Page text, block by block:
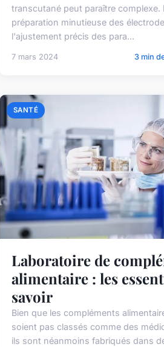
transcutané peut paraître complexe.
préparation minutieuse des
l'ajustement précis des para...
7 mars 2024 3 min
SANTÉ
Laboratoire de
alimentaire : les
savoir
Bien que les compléments
soient pas classés comme des
ils sont néanmoins fabriqués dans